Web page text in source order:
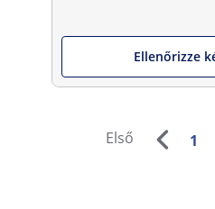
Ellenőrizze
Első 1